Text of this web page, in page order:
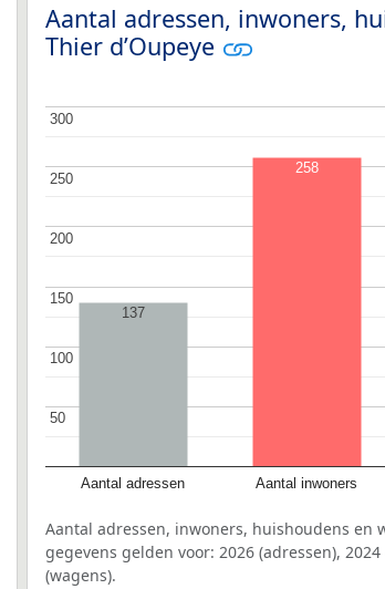
Aantal adressen, inwoners,
Thier d’Oupeye
Aantal adressen Aantal inwoners
50
50
100
100
150
150
200
200
250
250
300
300
137
258
Aantal adressen, inwoners, huishoudens en
gegevens gelden voor: 2026 (adressen),
(wagens).